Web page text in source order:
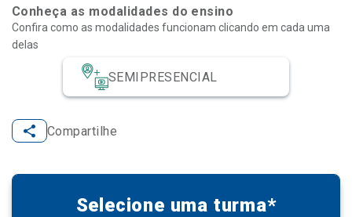
Conheça as modalidades do ensino
SEMIPRESENCIAL
Confira como as modalidades funcionam clicando em cada uma
delas
Compartilhe
Selecione uma turma*